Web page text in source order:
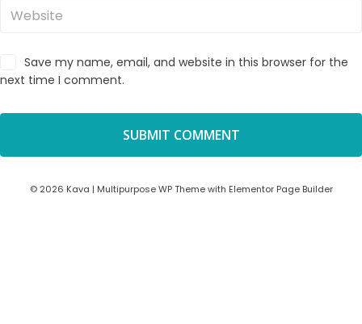
Save my name, email, and website in this browser for the
next time I comment.
© 2026 Kava | Multipurpose WP Theme with Elementor Page Builder